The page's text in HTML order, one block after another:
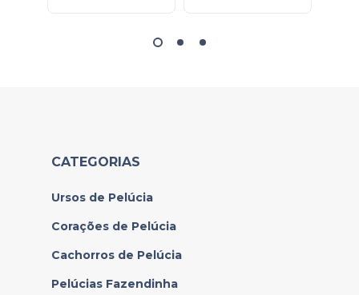
CATEGORIAS
Ursos de Pelúcia
Corações de Pelúcia
Cachorros de Pelúcia
Pelúcias Fazendinha